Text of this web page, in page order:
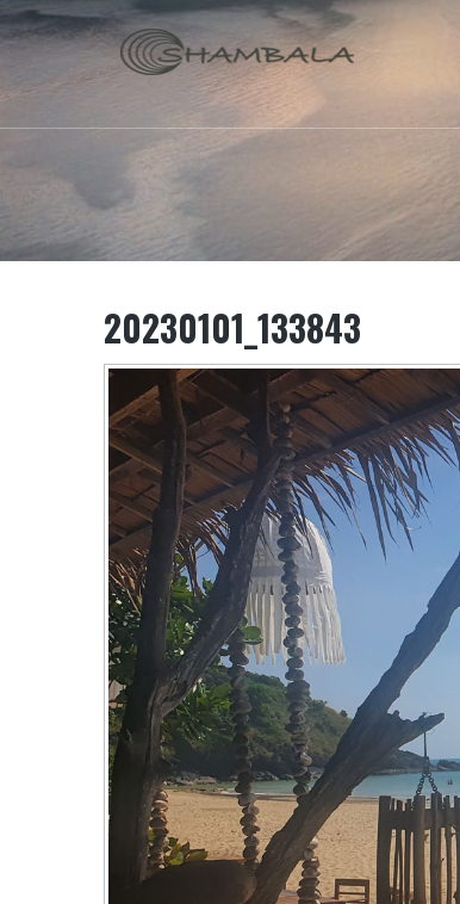
20230101_133843